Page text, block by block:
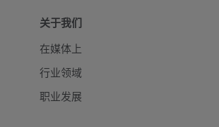
关于我们
在媒体上
行业领域
职业发展